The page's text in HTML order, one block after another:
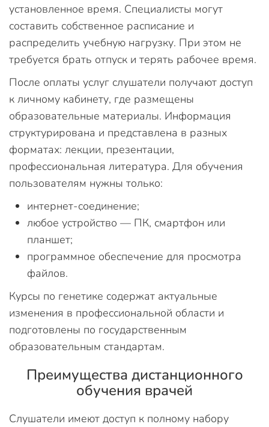
установленное время. Специалисты могут
составить собственное расписание и
распределить учебную нагрузку. При этом не
требуется брать отпуск и терять рабочее время.
После оплаты услуг слушатели получают доступ
к личному кабинету, где размещены
образовательные материалы. Информация
структурирована и представлена в разных
форматах: лекции, презентации,
профессиональная литература. Для обучения
пользователям нужны только:
интернет-соединение;
любое устройство — ПК, смартфон или
планшет;
программное обеспечение для просмотра
файлов.
Курсы по генетике содержат актуальные
изменения в профессиональной области и
подготовлены по государственным
образовательным стандартам.
Преимущества дистанционного
обучения врачей
Слушатели имеют доступ к полному набору